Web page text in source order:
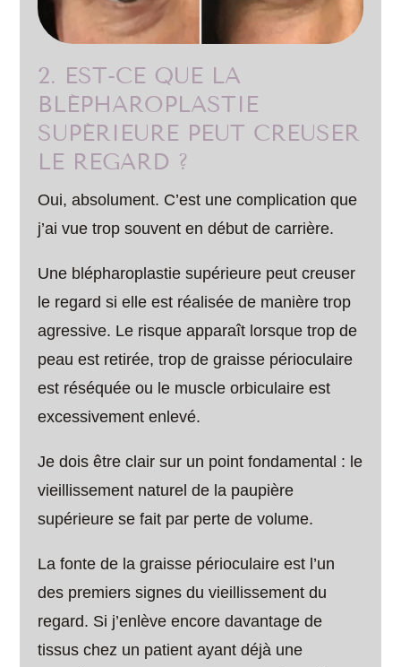
2. EST-CE QUE LA
BLÉPHAROPLASTIE
SUPÉRIEURE PEUT CREUSER
LE REGARD ?
Oui, absolument. C’est une complication que
j’ai vue trop souvent en début de carrière.
Une blépharoplastie supérieure peut creuser
le regard si elle est réalisée de manière trop
agressive. Le risque apparaît lorsque trop de
peau est retirée, trop de graisse périoculaire
est réséquée ou le muscle orbiculaire est
excessivement enlevé.
Je dois être clair sur un point fondamental : le
vieillissement naturel de la paupière
supérieure se fait par perte de volume.
La fonte de la graisse périoculaire est l’un
des premiers signes du vieillissement du
regard. Si j’enlève encore davantage de
tissus chez un patient ayant déjà une